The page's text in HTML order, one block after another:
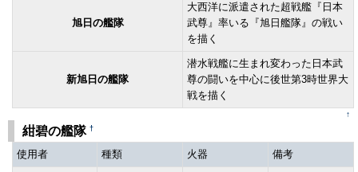
旭日の艦隊
大西洋に派遣された超戦艦『日本
武尊』率いる『旭日艦隊』の戦い
を描く
新旭日の艦隊
潜水戦艦に生まれ変わった日本武
尊の闘いを中心に後世第3時世界大
戦を描く
↑
紺碧の艦隊 †
使用者 種類 火器 備考